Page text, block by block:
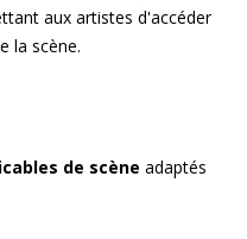
aux artistes d'accéder
la scène.
de scène adaptés